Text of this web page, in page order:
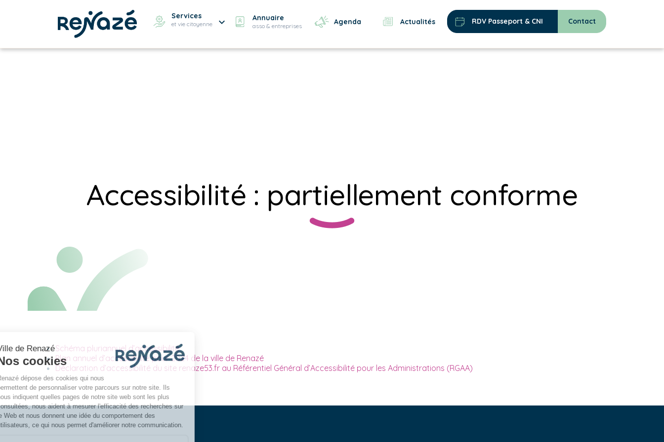
Services
et vie citoyenne
Annuaire
asso & entreprises Agenda Actualités RDV Passeport & CNI Contact
Accessibilité : partiellement conforme
Schéma pluriannuel d’accessibilité
Plan annuel d’accessibilité pour 2024 de la ville de Renazé
Déclaration d’accessibilité du site renaze53.fr au Référentiel Général d’Accessibilité pour les Administrations (RGAA)